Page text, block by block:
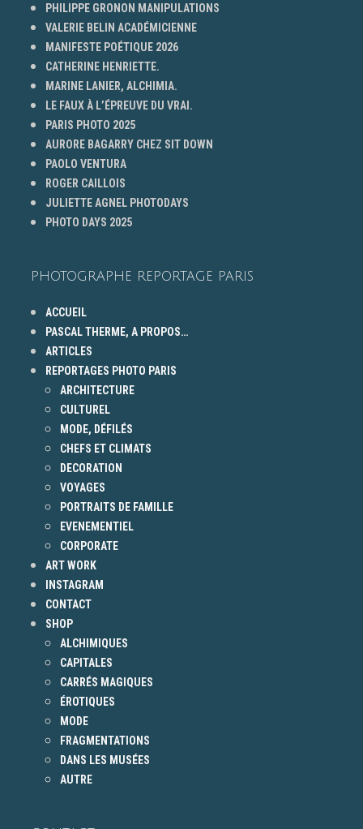
PHILIPPE GRONON MANIPULATIONS
VALERIE BELIN ACADÉMICIENNE
MANIFESTE POÉTIQUE 2026
CATHERINE HENRIETTE.
MARINE LANIER, ALCHIMIA.
LE FAUX À L’ÉPREUVE DU VRAI.
PARIS PHOTO 2025
AURORE BAGARRY CHEZ SIT DOWN
PAOLO VENTURA
ROGER CAILLOIS
JULIETTE AGNEL PHOTODAYS
PHOTO DAYS 2025
PHOTOGRAPHE REPORTAGE PARIS
ACCUEIL
PASCAL THERME, A PROPOS…
ARTICLES
REPORTAGES PHOTO PARIS
ARCHITECTURE
CULTUREL
MODE, DÉFILÉS
CHEFS ET CLIMATS
DECORATION
VOYAGES
PORTRAITS DE FAMILLE
EVENEMENTIEL
CORPORATE
ART WORK
INSTAGRAM
CONTACT
SHOP
ALCHIMIQUES
CAPITALES
CARRÉS MAGIQUES
ÉROTIQUES
MODE
FRAGMENTATIONS
DANS LES MUSÉES
AUTRE